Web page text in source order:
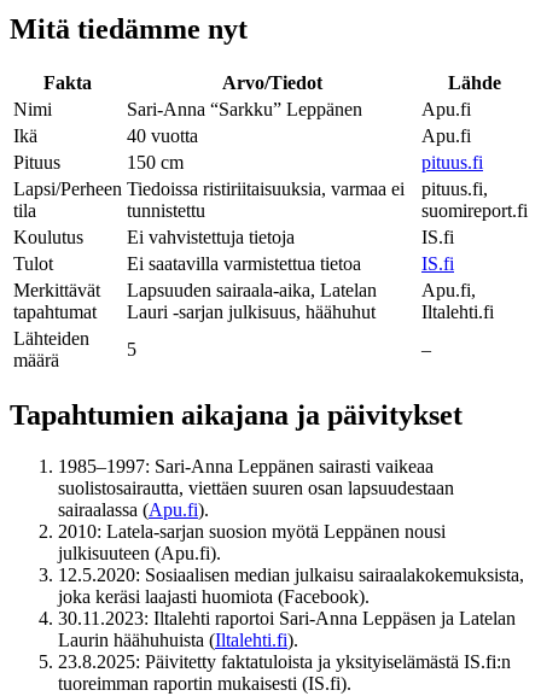
Mitä tiedämme nyt
Fakta Arvo/Tiedot
Lähde
Nimi
Sari-Anna “Sarkku” Leppänen
Apu.fi
Ikä
40 vuotta
Apu.fi
Pituus
150 cm
pituus.fi
Lapsi/Perheen
tila
Tiedoissa ristiriitaisuuksia, varmaa ei
tunnistettu
pituus.fi,
suomireport.fi
Koulutus
Ei vahvistettuja tietoja
IS.fi
Tulot
Ei saatavilla varmistettua tietoa
IS.fi
Merkittävät
tapahtumat
Lapsuuden sairaala-aika, Latelan
Lauri -sarjan julkisuus, häähuhut
Apu.fi,
Iltalehti.fi
Lähteiden
määrä
5 –
Tapahtumien aikajana ja päivitykset
1985–1997: Sari-Anna Leppänen sairasti vaikeaa
suolistosairautta, viettäen suuren osan lapsuudestaan
sairaalassa (Apu.fi).
2010: Latela-sarjan suosion myötä Leppänen nousi
julkisuuteen (Apu.fi).
12.5.2020: Sosiaalisen median julkaisu sairaalakokemuksista,
joka keräsi laajasti huomiota (Facebook).
30.11.2023: Iltalehti raportoi Sari-Anna Leppäsen ja Latelan
Laurin häähuhuista (Iltalehti.fi).
23.8.2025: Päivitetty faktatuloista ja yksityiselämästä IS.fi:n
tuoreimman raportin mukaisesti (IS.fi).